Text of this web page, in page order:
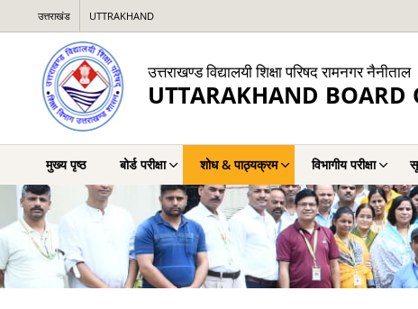
उत्तराखंड UTTRAKHAND
उत्तराखण्ड विद्यालयी शिक्षा परिषद रामनगर नैनीताल
UTTARAKHAND BOARD
मुख्य पृष्ठ बोर्ड परीक्षा शोध & पाठ्यक्रम विभागीय परीक्षा